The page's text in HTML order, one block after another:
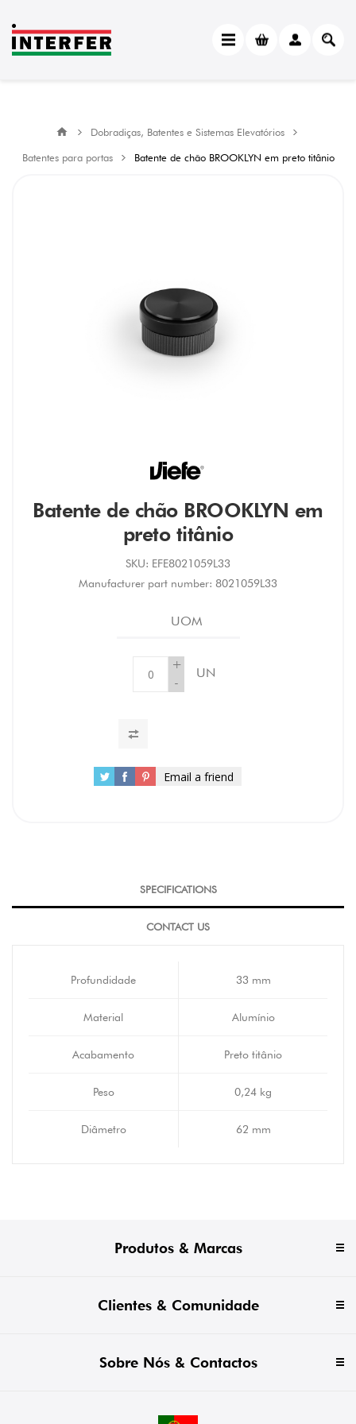
Dobradiças, Batentes e Sistemas Elevatórios
Batentes para portas
Batente de chão BROOKLYN em preto titânio
Batente de chão BROOKLYN em
preto titânio
SKU: EFE8021059L33
Manufacturer part number: 8021059L33
UOM
+
-
UN
Email a friend
SPECIFICATIONS
CONTACT US
Profundidade 33 mm
Material Alumínio
Acabamento Preto titânio
Peso 0,24 kg
Diâmetro 62 mm
Produtos & Marcas
Clientes & Comunidade
Sobre Nós & Contactos